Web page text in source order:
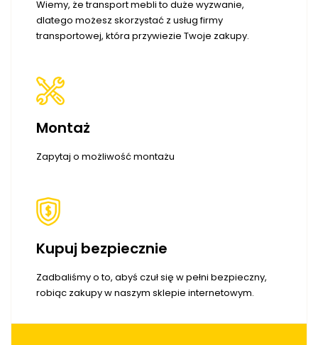
Wiemy, że transport mebli to duże wyzwanie,
dlatego możesz skorzystać z usług firmy
transportowej, która przywiezie Twoje zakupy.
Montaż
Zapytaj o możliwość montażu
Kupuj bezpiecznie
Zadbaliśmy o to, abyś czuł się w pełni bezpieczny,
robiąc zakupy w naszym sklepie internetowym.